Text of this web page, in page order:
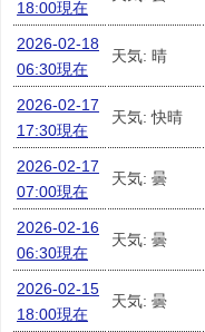
18:00現在
2026-02-18
06:30現在
天気: 晴
2026-02-17
17:30現在
天気: 快晴
2026-02-17
07:00現在
天気: 曇
2026-02-16
06:30現在
天気: 曇
2026-02-15
18:00現在
天気: 曇